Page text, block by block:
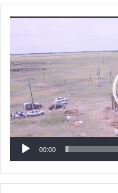
00:00